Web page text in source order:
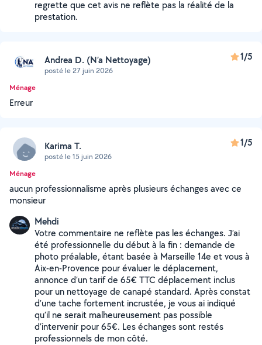
regrette que cet avis ne reflète pas la réalité de la
prestation.
Andrea D. (N’a Nettoyage)
posté le 27 juin 2026
1/5
Ménage
Erreur
Karima T.
posté le 15 juin 2026
1/5
Ménage
aucun professionnalisme après plusieurs échanges avec ce
monsieur
Mehdi
Votre commentaire ne reflète pas les échanges. J’ai
été professionnelle du début à la fin : demande de
photo préalable, étant basée à Marseille 14e et vous à
Aix-en-Provence pour évaluer le déplacement,
annonce d’un tarif de 65€ TTC déplacement inclus
pour un nettoyage de canapé standard. Après constat
d’une tache fortement incrustée, je vous ai indiqué
qu’il ne serait malheureusement pas possible
d’intervenir pour 65€. Les échanges sont restés
professionnels de mon côté.